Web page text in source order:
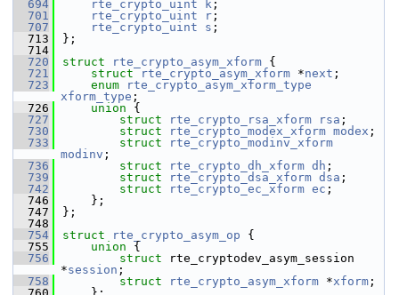
  694
rte_crypto_uint k ;
  701
rte_crypto_uint r ;
  707
rte_crypto_uint s ;
  713
};
  714
  720
struct rte_crypto_asym_xform {
  721
struct rte_crypto_asym_xform *next ;
  723
enum
rte_crypto_asym_xform_type
xform_type ;
  726
union {
  727
struct rte_crypto_rsa_xform rsa ;
  730
struct rte_crypto_modex_xform modex ;
  733
struct
rte_crypto_modinv_xform
modinv ;
  736
struct rte_crypto_dh_xform dh ;
  739
struct rte_crypto_dsa_xform dsa ;
  742
struct rte_crypto_ec_xform ec ;
  746
    };
  747
};
  748
  754
struct rte_crypto_asym_op {
  755
union {
  756
struct
rte_cryptodev_asym_session
*session ;
  758
struct rte_crypto_asym_xform *xform ;